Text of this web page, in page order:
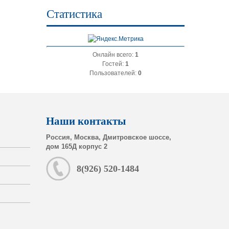
Статистика
Онлайн всего: 1
Гостей: 1
Пользователей: 0
Наши контакты
Россия, Москва, Дмитровское шоссе,
дом 165Д корпус 2
8(926) 520-1484